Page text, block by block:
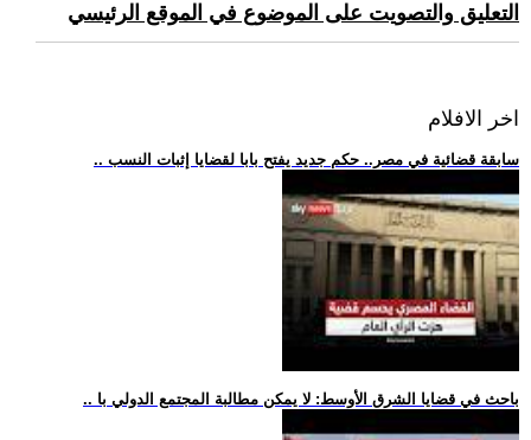
التعليق والتصويت على الموضوع في الموقع الرئيسي
اخر الافلام
.. سابقة قضائية في مصر.. حكم جديد يفتح بابا لقضايا إثبات النسب
.. باحث في قضايا الشرق الأوسط: لا يمكن مطالبة المجتمع الدولي با